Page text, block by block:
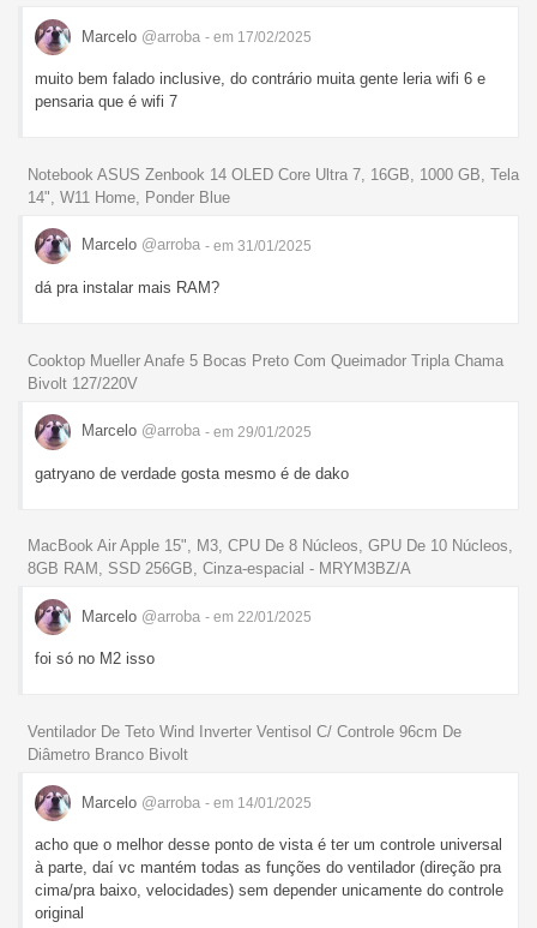
Marcelo @arroba - em 17/02/2025
muito bem falado inclusive, do contrário muita gente leria wifi 6 e
pensaria que é wifi 7
Notebook ASUS Zenbook 14 OLED Core Ultra 7, 16GB, 1000 GB, Tela
14", W11 Home, Ponder Blue
Marcelo @arroba - em 31/01/2025
dá pra instalar mais RAM?
Cooktop Mueller Anafe 5 Bocas Preto Com Queimador Tripla Chama
Bivolt 127/220V
Marcelo @arroba - em 29/01/2025
gatryano de verdade gosta mesmo é de dako
MacBook Air Apple 15", M3, CPU De 8 Núcleos, GPU De 10 Núcleos,
8GB RAM, SSD 256GB, Cinza-espacial - MRYM3BZ/A
Marcelo @arroba - em 22/01/2025
foi só no M2 isso
Ventilador De Teto Wind Inverter Ventisol C/ Controle 96cm De
Diâmetro Branco Bivolt
Marcelo @arroba - em 14/01/2025
acho que o melhor desse ponto de vista é ter um controle universal
à parte, daí vc mantém todas as funções do ventilador (direção pra
cima/pra baixo, velocidades) sem depender unicamente do controle
original